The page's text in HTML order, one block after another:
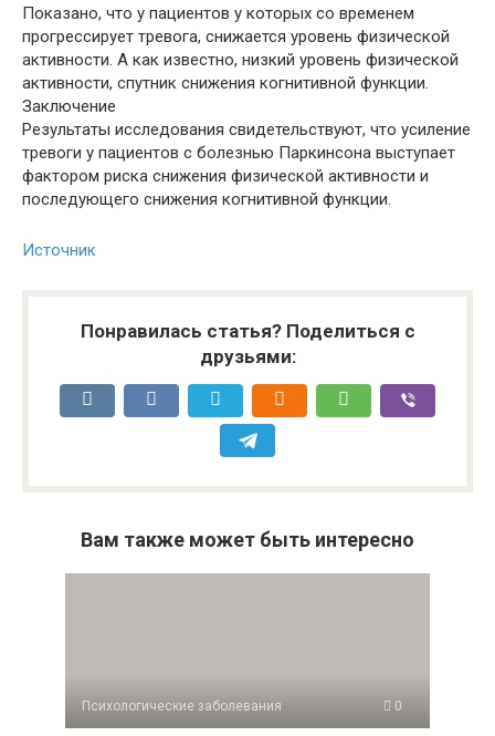
Показано, что у пациентов у которых со временем
прогрессирует тревога, снижается уровень физической
активности. А как известно, низкий уровень физической
активности, спутник снижения когнитивной функции.
Заключение
Результаты исследования свидетельствуют, что усиление
тревоги у пациентов с болезнью Паркинсона выступает
фактором риска снижения физической активности и
последующего снижения когнитивной функции.
Источник
Понравилась статья? Поделиться с
друзьями:
Вам также может быть интересно
Психологические заболевания 0